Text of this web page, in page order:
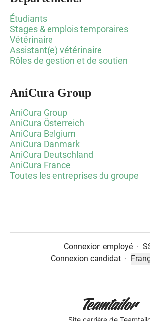
Étudiants
Stages & emplois temporaires
Vétérinaire
Assistant(e) vétérinaire
Rôles de gestion et de soutien
AniCura Group
AniCura Group
AniCura Österreich
AniCura Belgium
AniCura Danmark
AniCura Deutschland
AniCura France
Toutes les entreprises du groupe
Connexion employé ·
Connexion candidat ·
Site carrière de